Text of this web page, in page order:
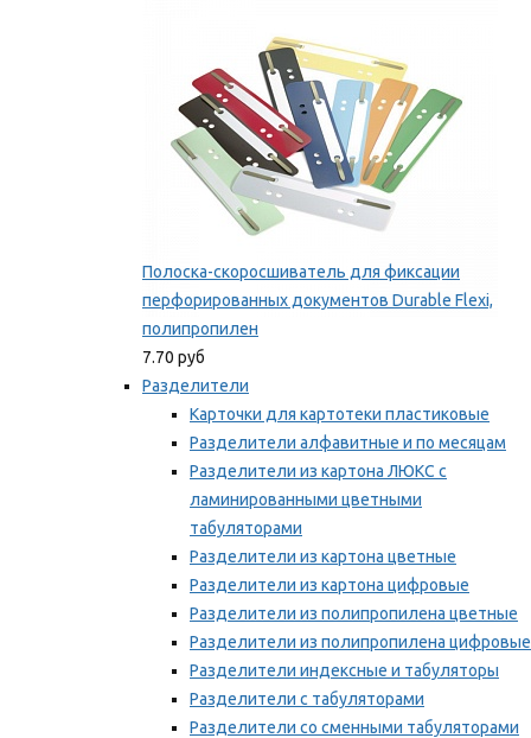
Полоска-скоросшиватель для фиксации
перфорированных документов Durable Flexi,
полипропилен
7.70 руб
Разделители
Карточки для картотеки пластиковые
Разделители алфавитные и по месяцам
Разделители из картона ЛЮКС с
ламинированными цветными
табуляторами
Разделители из картона цветные
Разделители из картона цифровые
Разделители из полипропилена цветные
Разделители из полипропилена цифровые
Разделители индексные и табуляторы
Разделители с табуляторами
Разделители со сменными табуляторами